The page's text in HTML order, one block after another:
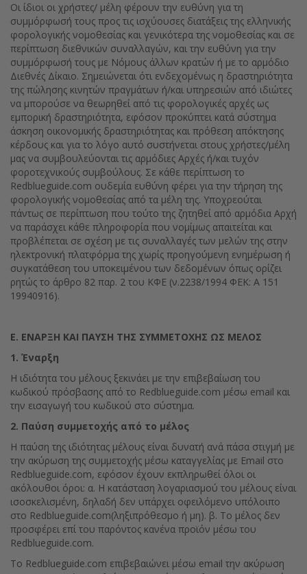
Οι ίδιοι οι χρήστες/ μέλη φέρουν την ευθύνη για τη
συμμόρφωσή τους προς τις ισχύουσες διατάξεις της ελληνικής
φορολογικής νομοθεσίας και γενικότερα της νομοθεσίας και σε
περίπτωση διεθνικών συναλλαγών, και την ευθύνη για την
συμμόρφωσή τους με Νόμους άλλων κρατών ή με το αρμόδιο
Διεθνές Δίκαιο. Σημειώνεται ότι ενδεχομένως η δραστηριότητα
της πώλησης κινητών πραγμάτων ή/και υπηρεσιών από ιδιώτες
να μπορούσε να θεωρηθεί από τις φορολογικές αρχές ως
εμπορική δραστηριότητα, εφόσον προκύπτει κατά σύστημα
άσκηση οικονομικής δραστηριότητας και πρόθεση απόκτησης
κέρδους και για το λόγο αυτό συστήνεται στους χρήστες/μέλη
μας να συμβουλεύονται τις αρμόδιες Αρχές ή/και τυχόν
φοροτεχνικούς συμβούλους. Σε κάθε περίπτωση το
Redblueguide.com ουδεμία ευθύνη φέρει για την τήρηση της
φορολογικής νομοθεσίας από τα μέλη της. Υποχρεούται
πάντως σε περίπτωση που τούτο της ζητηθεί από αρμόδια Αρχή
να παράσχει κάθε πληροφορία που νομίμως απαιτείται και
προβλέπεται σε σχέση με τις συναλλαγές των μελών της στην
ηλεκτρονική πλατφόρμα της χωρίς προηγούμενη ενημέρωση ή
συγκατάθεση του υποκειμένου των δεδομένων όπως ορίζει
ρητώς το άρθρο 82 παρ. 2 του ΚΦΕ (ν.2238/1994 ΦΕΚ: Α 151
19940916).
E. ΕΝΑΡΞΗ ΚΑΙ ΠΑΥΣΗ ΤΗΣ ΣΥΜΜΕΤΟΧΗΣ ΩΣ ΜΕΛΟΣ
1. Έναρξη
Η ιδιότητα του μέλους ξεκινάει με την επιβεβαίωση του
κωδικού πρόσβασης από το Redblueguide.com μέσω email και
την εισαγωγή του κωδικού στο σύστημα.
2. Παύση συμμετοχής από το μέλος
Η παύση της ιδιότητας μέλους είναι δυνατή ανά πάσα στιγμή με
την ακύρωση της συμμετοχής μέσω καταγγελίας με Email στο
Redblueguide.com, εφόσον έχουν εκπληρωθεί όλοι οι
ακόλουθοι όροι: α. Η κατάσταση λογαριασμού του μέλους είναι
ισοσκελισμένη, δηλαδή δεν υπάρχει οφειλόμενο υπόλοιπο
στο Redblueguide.com(ληξιπρόθεσμο ή μη). β. Το μέλος δεν
προσφέρει επί του παρόντος κανένα προϊόν μέσω του
Redblueguide.com.
Το Redblueguide.com επιβεβαιώνει μέσω email την ακύρωση